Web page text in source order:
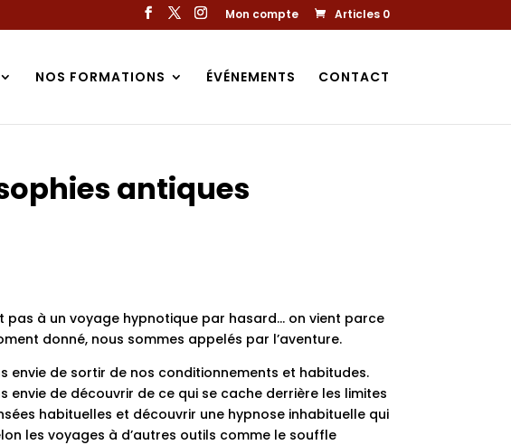
Mon compte Articles 0
NOS FORMATIONS ÉVÉNEMENTS CONTACT
antiques
pas à un voyage hypnotique par hasard… on vient parce
donné, nous sommes appelés par l’aventure.
envie de sortir de nos conditionnements et habitudes.
envie de découvrir de ce qui se cache derrière les limites
habituelles et découvrir une hypnose inhabituelle qui
les voyages à d’autres outils comme le souffle